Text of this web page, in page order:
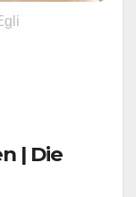
| Die